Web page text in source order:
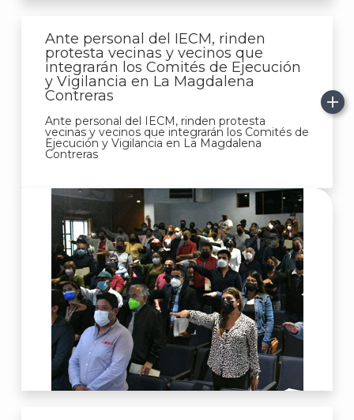
Ante personal del IECM, rinden
protesta vecinas y vecinos que
integrarán los Comités de Ejecución
y Vigilancia en La Magdalena
Contreras
Ante personal del IECM, rinden protesta
vecinas y vecinos que integrarán los Comités de
Ejecución y Vigilancia en La Magdalena
Contreras